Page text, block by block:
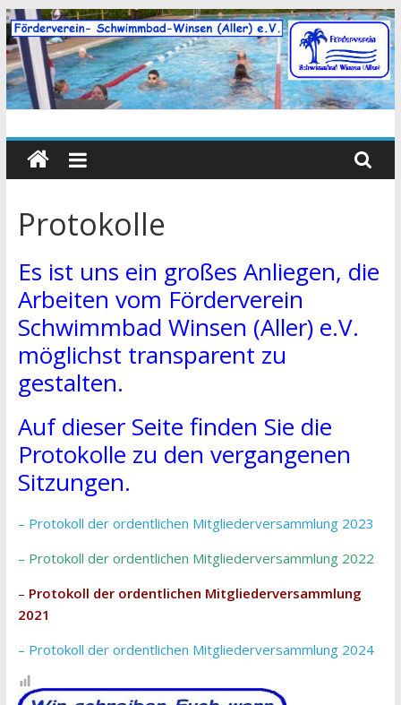
Zum
Inhalt
springen
Protokolle
Es ist uns ein großes Anliegen, die
Arbeiten vom Förderverein
Schwimmbad Winsen (Aller) e.V.
möglichst transparent zu
gestalten.
Auf dieser Seite finden Sie die
Protokolle zu den vergangenen
Sitzungen.
– Protokoll der ordentlichen Mitgliederversammlung 2023
– Protokoll der ordentlichen Mitgliederversammlung 2022
– Protokoll der ordentlichen Mitgliederversammlung
2021
– Protokoll der ordentlichen Mitgliederversammlung 2024